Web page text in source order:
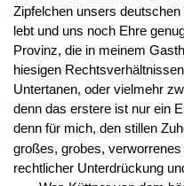
Zipfelchen unsers
lebt und uns noch Ehre
Provinz, die in meinem
hiesigen
Untertanen, oder vielmehr
denn das erstere ist nur ein
denn für mich, den stillen
großes, grobes,
rechtlicher Unterdrückung